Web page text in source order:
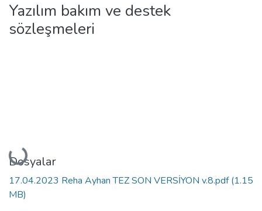
Yazılım bakım ve destek
sözleşmeleri
Yükleniyor...
Dosyalar
17.04.2023 Reha Ayhan TEZ SON VERSİYON v.8.pdf(1.15
MB)